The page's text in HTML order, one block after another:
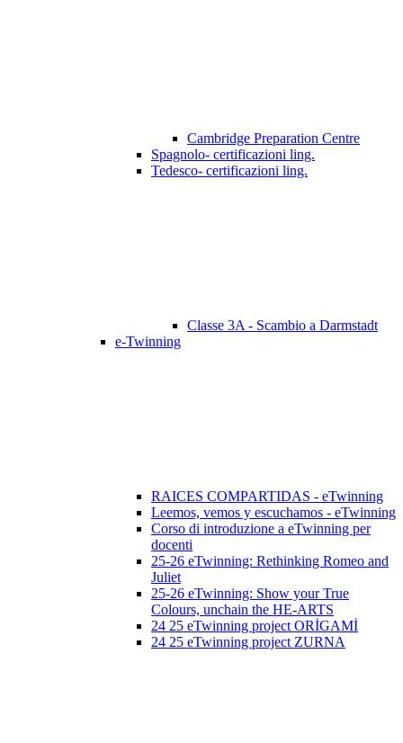
Cambridge Preparation Centre
Spagnolo- certificazioni ling.
Tedesco- certificazioni ling.
Classe 3A - Scambio a Darmstadt
e-Twinning
RAICES COMPARTIDAS - eTwinning
Leemos, vemos y escuchamos - eTwinning
Corso di introduzione a eTwinning per
docenti
25-26 eTwinning: Rethinking Romeo and
Juliet
25-26 eTwinning: Show your True
Colours, unchain the HE-ARTS
24 25 eTwinning project ORİGAMİ
24 25 eTwinning project ZURNA